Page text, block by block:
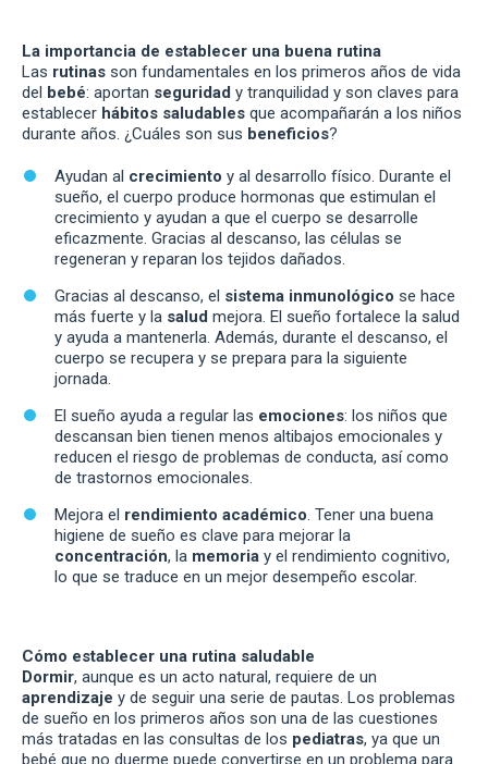
La importancia de establecer una buena rutina
Las rutinas son fundamentales en los primeros años de vida
del bebé: aportan seguridad y tranquilidad y son claves para
establecer hábitos saludables que acompañarán a los niños
durante años. ¿Cuáles son sus beneficios?
Ayudan al crecimiento y al desarrollo físico. Durante el
sueño, el cuerpo produce hormonas que estimulan el
crecimiento y ayudan a que el cuerpo se desarrolle
eficazmente. Gracias al descanso, las células se
regeneran y reparan los tejidos dañados.
Gracias al descanso, el sistema inmunológico se hace
más fuerte y la salud mejora. El sueño fortalece la salud
y ayuda a mantenerla. Además, durante el descanso, el
cuerpo se recupera y se prepara para la siguiente
jornada.
El sueño ayuda a regular las emociones: los niños que
descansan bien tienen menos altibajos emocionales y
reducen el riesgo de problemas de conducta, así como
de trastornos emocionales.
Mejora el rendimiento académico. Tener una buena
higiene de sueño es clave para mejorar la
concentración, la memoria y el rendimiento cognitivo,
lo que se traduce en un mejor desempeño escolar.
Cómo establecer una rutina saludable
Dormir, aunque es un acto natural, requiere de un
aprendizaje y de seguir una serie de pautas. Los problemas
de sueño en los primeros años son una de las cuestiones
más tratadas en las consultas de los pediatras, ya que un
bebé que no duerme puede convertirse en un problema para